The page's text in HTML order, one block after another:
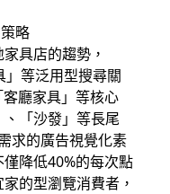
略
具店的趨勢，
」等泛用型搜尋關
廳家具」等核心
「沙發」等長尾
求的廣告視覺化素
降低40%的每次點
的型瀏覽消費者，